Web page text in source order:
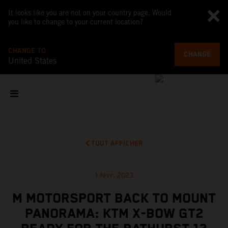
It looks like you are not on your country page. Would
you like to change to your current location?
CHANGE TO
United States
CHANGE
TOUT AFFICHER
1 févr. 2023
M MOTORSPORT BACK TO MOUNT
PANORAMA: KTM X-BOW GT2